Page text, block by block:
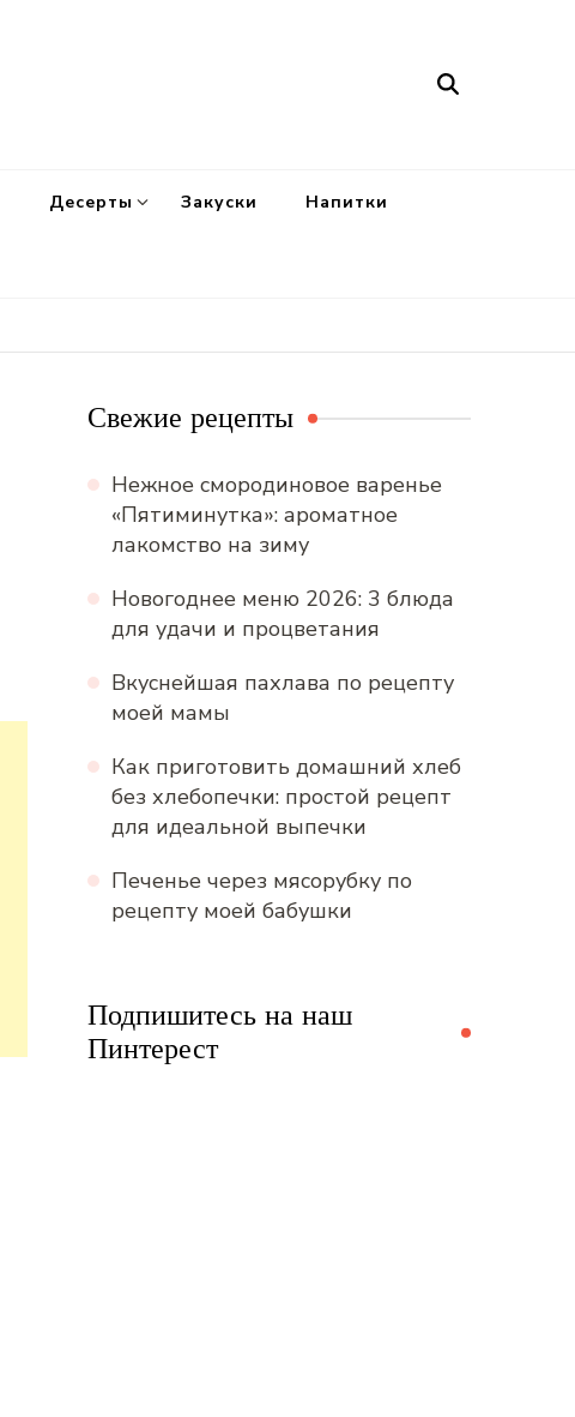
Десерты Закуски Напитки
Свежие рецепты
Нежное смородиновое варенье
«Пятиминутка»: ароматное
лакомство на зиму
Новогоднее меню 2026: 3 блюда
для удачи и процветания
Вкуснейшая пахлава по рецепту
моей мамы
Как приготовить домашний хлеб
без хлебопечки: простой рецепт
для идеальной выпечки
Печенье через мясорубку по
рецепту моей бабушки
Подпишитесь на наш
Пинтерест